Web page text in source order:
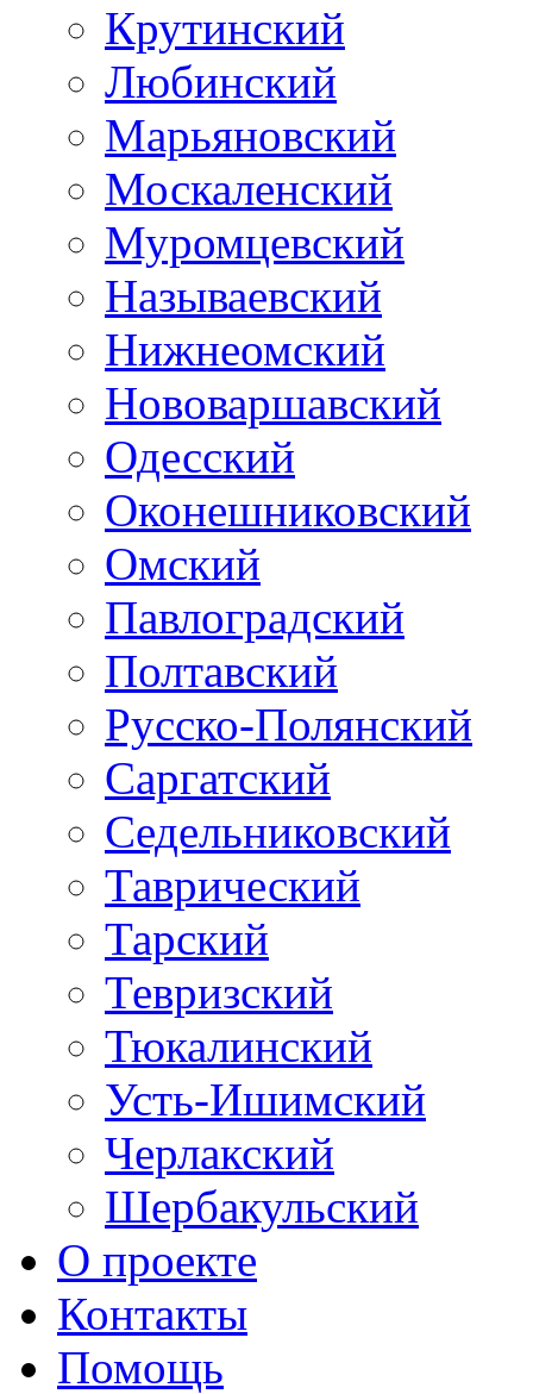
Крутинский
Любинский
Марьяновский
Москаленский
Муромцевский
Называевский
Нижнеомский
Нововаршавский
Одесский
Оконешниковский
Омский
Павлоградский
Полтавский
Русско-Полянский
Саргатский
Седельниковский
Таврический
Тарский
Тевризский
Тюкалинский
Усть-Ишимский
Черлакский
Шербакульский
О проекте
Контакты
Помощь